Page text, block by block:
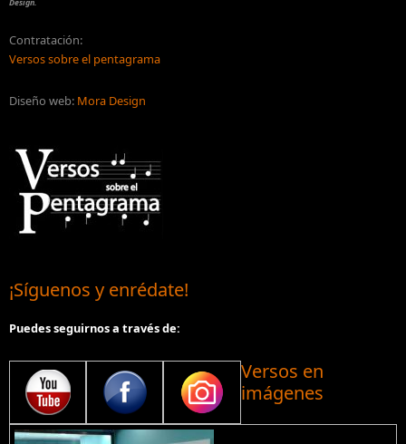
Design.
Contratación:
Versos sobre el pentagrama
Diseño web: Mora Design
¡Síguenos y enrédate!
Puedes seguirnos a través de:
Versos en
imágenes